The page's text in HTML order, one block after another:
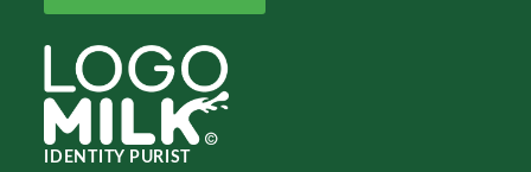
IDENTITY PURIST